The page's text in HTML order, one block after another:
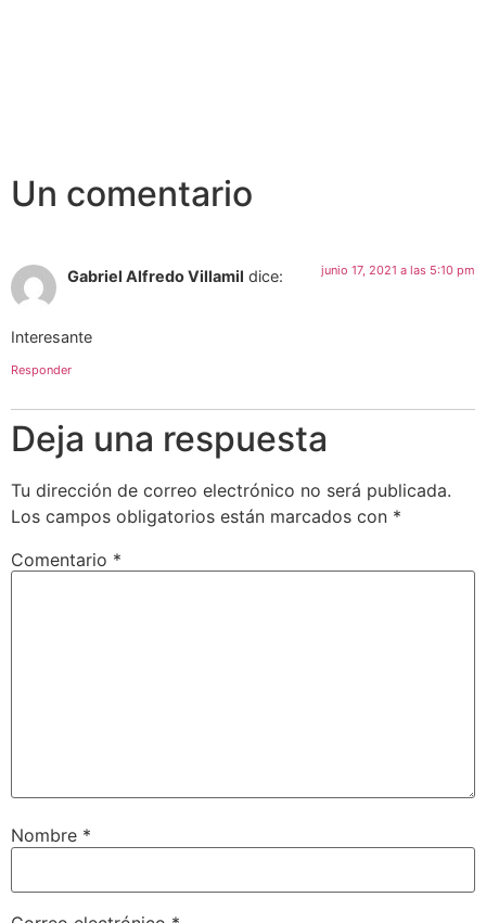
Un comentario
Gabriel Alfredo Villamil dice: junio 17, 2021 a las 5:10 pm
Interesante
Responder
Deja una respuesta
Tu dirección de correo electrónico no será publicada.
Los campos obligatorios están marcados con *
Comentario *
Nombre *